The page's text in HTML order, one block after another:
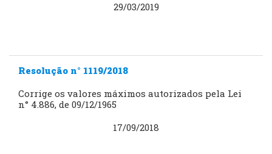
29/03/2019
Resolução n° 1119/2018
Corrige os valores máximos autorizados pela Lei
n° 4.886, de 09/12/1965
17/09/2018